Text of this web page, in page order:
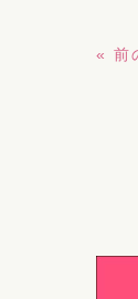
« 前